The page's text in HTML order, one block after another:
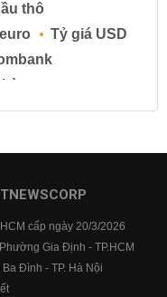
thô
Tỷ giá USD
gửi
cấp ngày 20/3/2026
Gia Định - TP.HCM
Đình - TP. Hà Nội